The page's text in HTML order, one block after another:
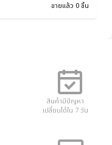
ขายแล้ว 0 ชิ้น
สินค้ามีปัญหา
เปลี่ยนได้ใน 7 วัน